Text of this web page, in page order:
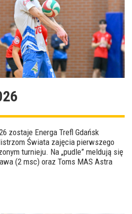
zostaje Energa Trefl Gdańsk
Świata zajęcia pierwszego
turnieju. Na „pudle” meldują się
(2 msc) oraz Toms MAS Astra